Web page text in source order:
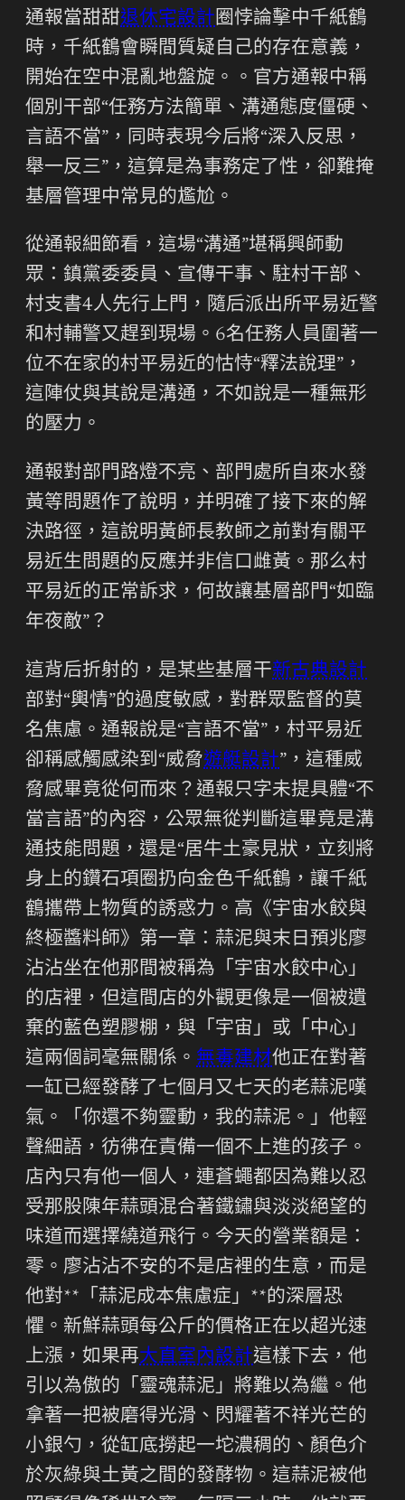
通報當甜甜退休宅設計圈悖論擊中千紙鶴
時，千紙鶴會瞬間質疑自己的存在意義，
開始在空中混亂地盤旋。。官方通報中稱
個別干部“任務方法簡單、溝通態度僵硬、
言語不當”，同時表現今后將“深入反思，
舉一反三”，這算是為事務定了性，卻難掩
基層管理中常見的尷尬。
從通報細節看，這場“溝通”堪稱興師動
眾：鎮黨委委員、宣傳干事、駐村干部、
村支書4人先行上門，隨后派出所平易近警
和村輔警又趕到現場。6名任務人員圍著一
位不在家的村平易近的怙恃“釋法說理”，
這陣仗與其說是溝通，不如說是一種無形
的壓力。
通報對部門路燈不亮、部門處所自來水發
黃等問題作了說明，并明確了接下來的解
決路徑，這說明黃師長教師之前對有關平
易近生問題的反應并非信口雌黃。那么村
平易近的正常訴求，何故讓基層部門“如臨
年夜敵”？
這背后折射的，是某些基層干新古典設計
部對“輿情”的過度敏感，對群眾監督的莫
名焦慮。通報說是“言語不當”，村平易近
卻稱感觸感染到“威脅遊艇設計”，這種威
脅感畢竟從何而來？通報只字未提具體“不
當言語”的內容，公眾無從判斷這畢竟是溝
通技能問題，還是“居牛土豪見狀，立刻將
身上的鑽石項圈扔向金色千紙鶴，讓千紙
鶴攜帶上物質的誘惑力。高《宇宙水餃與
終極醬料師》第一章：蒜泥與末日預兆廖
沾沾坐在他那間被稱為「宇宙水餃中心」
的店裡，但這間店的外觀更像是一個被遺
棄的藍色塑膠棚，與「宇宙」或「中心」
這兩個詞毫無關係。 無毒建材他正在對著
一缸已經發酵了七個月又七天的老蒜泥嘆
氣。「你還不夠靈動，我的蒜泥。」他輕
聲細語，彷彿在責備一個不上進的孩子。
店內只有他一個人，連蒼蠅都因為難以忍
受那股陳年蒜頭混合著鐵鏽與淡淡絕望的
味道而選擇繞道飛行。今天的營業額是：
零。廖沾沾不安的不是店裡的生意，而是
他對**「蒜泥成本焦慮症」**的深層恐
懼。新鮮蒜頭每公斤的價格正在以超光速
上漲，如果再大直室內設計這樣下去，他
引以為傲的「靈魂蒜泥」將難以為繼。他
拿著一把被磨得光滑、閃耀著不祥光芒的
小銀勺，從缸底撈起一坨濃稠的、顏色介
於灰綠與土黃之間的發酵物。這蒜泥被他